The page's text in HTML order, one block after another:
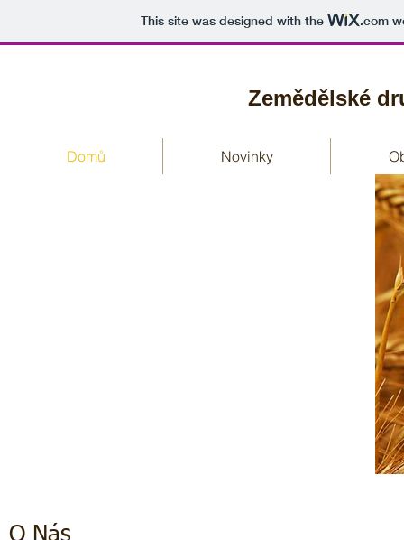
This site was designed with the .com
Zemědělské
Domů Novinky